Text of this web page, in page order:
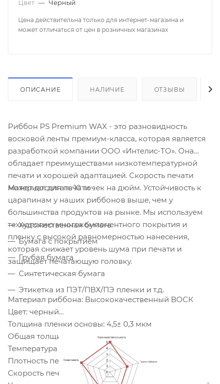
Цвет — Черный
Цена действительна только для интернет-магазина и
может отличаться от цен в розничных магазинах
ОПИСАНИЕ НАЛИЧИЕ ОТЗЫВЫ
Риббон PS Premium WAX - это разновидность
восковой ленты премиум-класса, которая является
разработкой компании ООО «Интелис-ТО». Она
обладает преимуществами низкотемпературной
печати и хорошей адаптацией. Скорость печати
может достигать 10 точек на дюйм. Устойчивость к
царапинам у наших риббонов выше, чем у
большинства продуктов на рынке. Мы используем
технологию многокомпонентного покрытия и
пленку с высокой равномерностью нанесения,
которая снижает уровень шума при печати и
защищает печатающую головку.
Материал для печати：
Художественная бумага
Бумага с покрытием
Грубая бумага
Синтетическая бумага
Этикетка из ПЭТ/ПВХ/ПЭ пленки и т.д.
Материал риббона: Высококачественный ВОСК
Цвет: черный
Толщина пленки основы: 4,5± 0,3 мкм
Общая толщина: 7,5± 0,5 мкм
Температура плавления чернил: 69℃
Плотность печати ≥ 1,9
Скорость печати: 2 ~ 10 IPS